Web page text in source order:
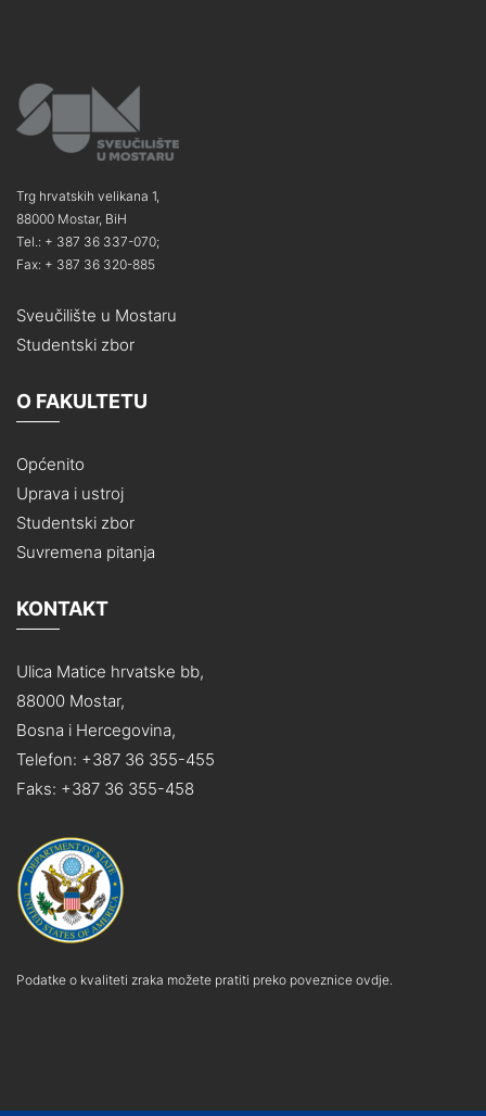
Trg hrvatskih velikana 1,
88000 Mostar, BiH
Tel.: + 387 36 337-070;
Fax: + 387 36 320-885
Sveučilište u Mostaru
Studentski zbor
O FAKULTETU
Općenito
Uprava i ustroj
Studentski zbor
Suvremena pitanja
KONTAKT
Ulica Matice hrvatske bb,
88000 Mostar,
Bosna i Hercegovina,
Telefon: +387 36 355-455
Faks: +387 36 355-458
Podatke o kvaliteti zraka možete pratiti preko poveznice ovdje.